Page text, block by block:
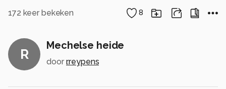
172 keer bekeken 8
R
Mechelse heide
door r.reypens